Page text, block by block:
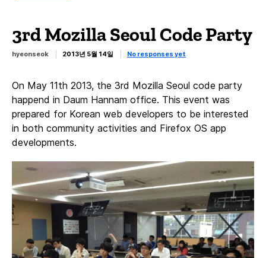
3rd Mozilla Seoul Code Party
hyeonseok 2013년 5월 14일 No responses yet
On May 11th 2013, the 3rd Mozilla Seoul code party
happend in Daum Hannam office. This event was
prepared for Korean web developers to be interested
in both community activities and Firefox OS app
developments.